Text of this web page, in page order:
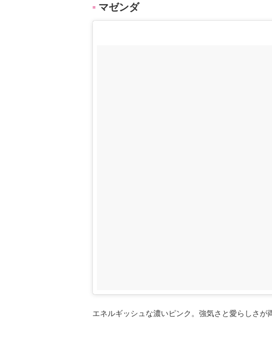
■ マゼンダ
エネルギッシュな濃いピンク。強気さと愛らしさが